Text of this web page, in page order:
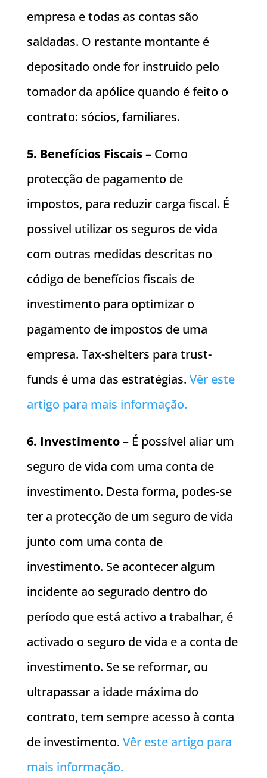
empresa e todas as contas são
saldadas. O restante montante é
depositado onde for instruido pelo
tomador da apólice quando é feito o
contrato: sócios, familiares.
5. Benefícios Fiscais – Como
protecção de pagamento de
impostos, para reduzir carga fiscal. É
possivel utilizar os seguros de vida
com outras medidas descritas no
código de benefícios fiscais de
investimento para optimizar o
pagamento de impostos de uma
empresa. Tax-shelters para trust-
funds é uma das estratégias. Vêr este
artigo para mais informação.
6. Investimento –É possível aliar um
seguro de vida com uma conta de
investimento. Desta forma, podes-se
ter a protecção de um seguro de vida
junto com uma conta de
investimento. Se acontecer algum
incidente ao segurado dentro do
período que está activo a trabalhar, é
activado o seguro de vida e a conta de
investimento. Se se reformar, ou
ultrapassar a idade máxima do
contrato, tem sempre acesso à conta
de investimento. Vêr este artigo para
mais informação.